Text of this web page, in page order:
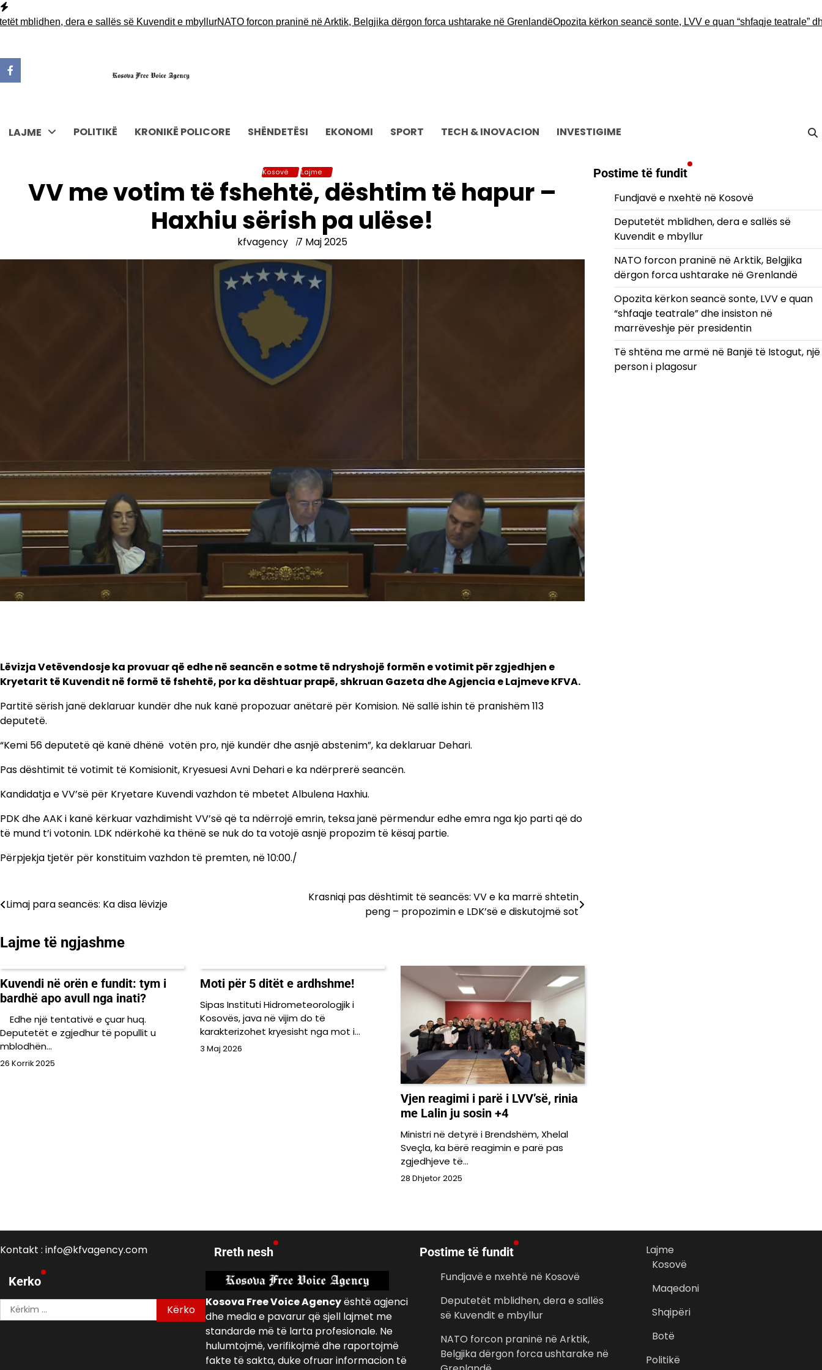
Skip
to
dera e sallës së Kuvendit e mbyllurNATO forcon praninë në Arktik, Belgjika dërgon forca ushtarake në GrenlandëOpozita kërkon seancë sonte, LVV e quan “shfaqje teatrale” dhe
LAJME POLITIKË KRONIKË POLICORE SHËNDETËSI EKONOMI SPORT TECH & INOVACION INVESTIGIME
Kosovë Lajme
VV me votim të fshehtë, dështim të hapur –
Haxhiu sërish pa ulëse!
kfvagency 7 Maj 2025
Lëvizja Vetëvendosje ka provuar që edhe në seancën e sotme të ndryshojë formën e votimit për zgjedhjen e
Kryetarit të Kuvendit në formë të fshehtë, por ka dështuar prapë, shkruan Gazeta dhe Agjencia e Lajmeve KFVA.
Partitë sërish janë deklaruar kundër dhe nuk kanë propozuar anëtarë për Komision. Në sallë ishin të pranishëm 113
deputetë.
“Kemi 56 deputetë që kanë dhënë votën pro, një kundër dhe asnjë abstenim”, ka deklaruar Dehari.
Pas dështimit të votimit të Komisionit, Kryesuesi Avni Dehari e ka ndërprerë seancën.
Kandidatja e VV’së për Kryetare Kuvendi vazhdon të mbetet Albulena Haxhiu.
PDK dhe AAK i kanë kërkuar vazhdimisht VV’së që ta ndërrojë emrin, teksa janë përmendur edhe emra nga kjo parti që do
të mund t’i votonin. LDK ndërkohë ka thënë se nuk do ta votojë asnjë propozim të kësaj partie.
Përpjekja tjetër për konstituim vazhdon të premten, në 10:00./
Lëvizje
postimet
Limaj para seancës: Ka disa lëvizje
Krasniqi pas dështimit të seancës: VV e ka marrë shtetin
peng – propozimin e LDK’së e diskutojmë sot
Lajme të ngjashme
Kuvendi në orën e fundit: tym i
bardhë apo avull nga inati?
Edhe një tentativë e çuar huq.
Deputetët e zgjedhur të popullit u
mblodhën…
26 Korrik 2025
Moti për 5 ditët e ardhshme!
Sipas Instituti Hidrometeorologjik i
Kosovës, java në vijim do të
karakterizohet kryesisht nga mot i…
3 Maj 2026
Vjen reagimi i parë i LVV’së, rinia
me Lalin ju sosin +4
Ministri në detyrë i Brendshëm, Xhelal
Sveçla, ka bërë reagimin e parë pas
zgjedhjeve të…
28 Dhjetor 2025
Postime të fundit
Fundjavë e nxehtë në Kosovë
Deputetët mblidhen, dera e sallës së
Kuvendit e mbyllur
NATO forcon praninë në Arktik, Belgjika
dërgon forca ushtarake në Grenlandë
Opozita kërkon seancë sonte, LVV e quan
“shfaqje teatrale” dhe insiston në
marrëveshje për presidentin
Të shtëna me armë në Banjë të Istogut, një
person i plagosur
Kontakt : info@kfvagency.com
Kerko
Kërko
për:
Rreth nesh
Kosova Free Voice Agencyështë agjenci
dhe media e pavarur që sjell lajmet me
standarde më të larta profesionale. Ne
hulumtojmë, verifikojmë dhe raportojmë
fakte të sakta, duke ofruar informacion të
Postime të fundit
Fundjavë e nxehtë në Kosovë
Deputetët mblidhen, dera e sallës
së Kuvendit e mbyllur
NATO forcon praninë në Arktik,
Belgjika dërgon forca ushtarake në
Lajme
Kosovë
Maqedoni
Shqipëri
Botë
Politikë